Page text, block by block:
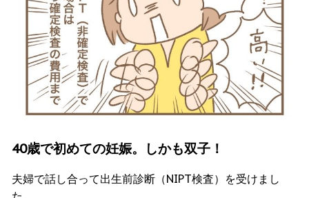
40歳で初めての妊娠。しかも双子！
夫婦で話し合って出生前診断（NIPT検査）を受けまし